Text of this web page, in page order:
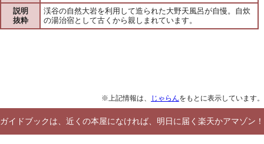
説明
抜粋
渓谷の自然大岩を利用して造られた大野天風呂が自慢。自炊
の湯治宿として古くから親しまれています。
※上記情報は、 じゃらんをもとに表示しています。
ガイドブックは、近くの本屋になければ、明日に届く楽天かアマゾン！